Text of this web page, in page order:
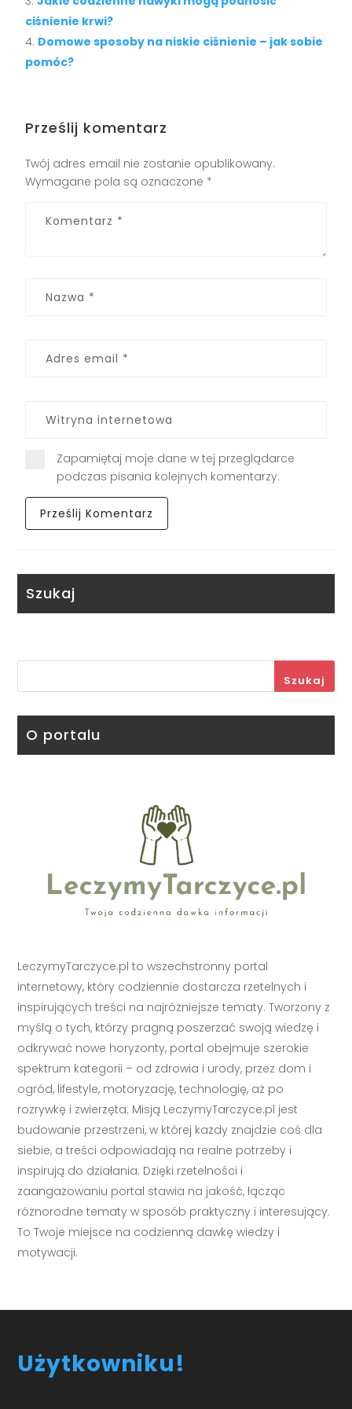
ciśnienie krwi?
Domowe sposoby na niskie ciśnienie – jak sobie
pomóc?
Prześlij komentarz
Twój adres email nie zostanie opublikowany.
Wymagane pola są oznaczone *
Zapamiętaj moje dane w tej przeglądarce
podczas pisania kolejnych komentarzy.
Szukaj
Szukaj
O portalu
LeczymyTarczyce.pl to wszechstronny portal
internetowy, który codziennie dostarcza rzetelnych i
inspirujących treści na najróżniejsze tematy. Tworzony z
myślą o tych, którzy pragną poszerzać swoją wiedzę i
odkrywać nowe horyzonty, portal obejmuje szerokie
spektrum kategorii – od zdrowia i urody, przez dom i
ogród, lifestyle, motoryzację, technologię, aż po
rozrywkę i zwierzęta. Misją LeczymyTarczyce.pl jest
budowanie przestrzeni, w której każdy znajdzie coś dla
siebie, a treści odpowiadają na realne potrzeby i
inspirują do działania. Dzięki rzetelności i
zaangażowaniu portal stawia na jakość, łącząc
różnorodne tematy w sposób praktyczny i interesujący.
To Twoje miejsce na codzienną dawkę wiedzy i
motywacji.
Użytkowniku!